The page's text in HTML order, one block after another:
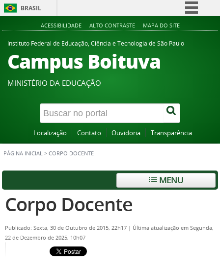
BRASIL
Simplifique!
Comunica BR
Acesso à informação
Canais
ACESSIBILIDADE ALTO CONTRASTE MAPA DO SITE
Instituto Federal de Educação, Ciência e Tecnologia de São Paulo
Campus Boituva
MINISTÉRIO DA EDUCAÇÃO
Localização Contato Ouvidoria Transparência
PÁGINA INICIAL > CORPO DOCENTE
MENU
Corpo Docente
Publicado: Sexta, 30 de Outubro de 2015, 22h17 | Última atualização em Segunda,
22 de Dezembro de 2025, 10h07